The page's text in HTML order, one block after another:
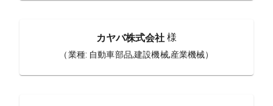
カヤバ株式会社 様
（業種: 自動車部品,建設機械,産業機械）